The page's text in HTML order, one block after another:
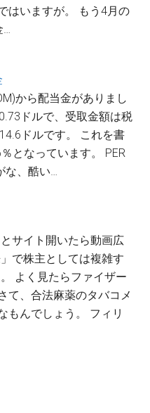
はいますが。 もう4月の
…
から配当金がありまし
ドルで、受取金額は税
ドルです。 これを書
となっています。 PER
な、酷い…
サイト開いたら動画広
で株主としては複雑す
よく見たらファイザー
て、合法麻薬のタバコメ
もんでしょう。 フィリ